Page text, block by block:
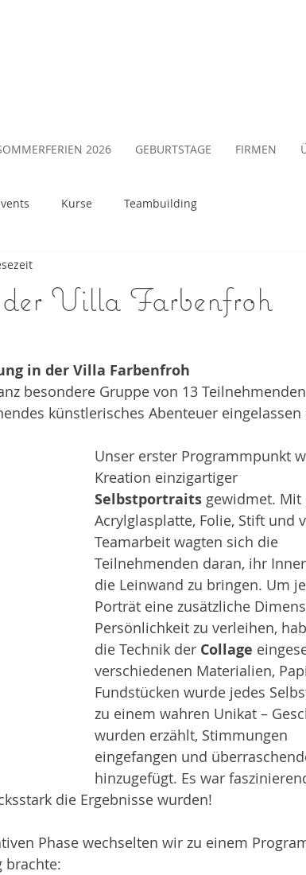
Kurse Teambuilding
Villa Farbenfroh
in der Villa Farbenfroh
besondere Gruppe von 13
künstlerisches Abenteuer eingelassen
Unser erster Programmpunkt
Kreation einzigartiger
Selbstportraits gewidmet. Mit
Acrylglasplatte, Folie, Stift und
Teamarbeit wagten sich die
Teilnehmenden daran, ihr
die Leinwand zu bringen. Um
Porträt eine zusätzliche
Persönlichkeit zu verleihen,
die Technik der Collage
verschiedenen Materialien,
Fundstücken wurde jedes
zu einem wahren Unikat –
wurden erzählt, Stimmungen
eingefangen und
hinzugefügt. Es war
die Ergebnisse wurden!
Phase wechselten wir zu einem
brachte:
2026 GEBURTSTAGE FIRMEN